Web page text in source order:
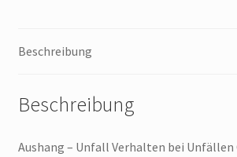
Beschreibung
Beschreibung
Aushang – Unfall Verhalten bei Unfällen